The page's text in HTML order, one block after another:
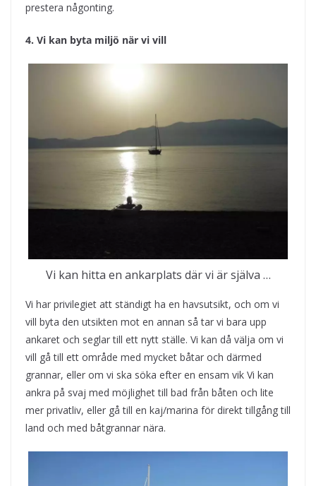
prestera någonting.
4. Vi kan byta miljö när vi vill
Vi kan hitta en ankarplats där vi är själva …
Vi har privilegiet att ständigt ha en havsutsikt, och om vi
vill byta den utsikten mot en annan så tar vi bara upp
ankaret och seglar till ett nytt ställe. Vi kan då välja om vi
vill gå till ett område med mycket båtar och därmed
grannar, eller om vi ska söka efter en ensam vik Vi kan
ankra på svaj med möjlighet till bad från båten och lite
mer privatliv, eller gå till en kaj/marina för direkt tillgång till
land och med båtgrannar nära.